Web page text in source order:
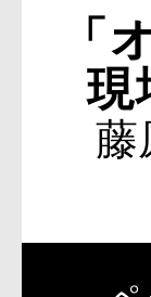
「
現
藤